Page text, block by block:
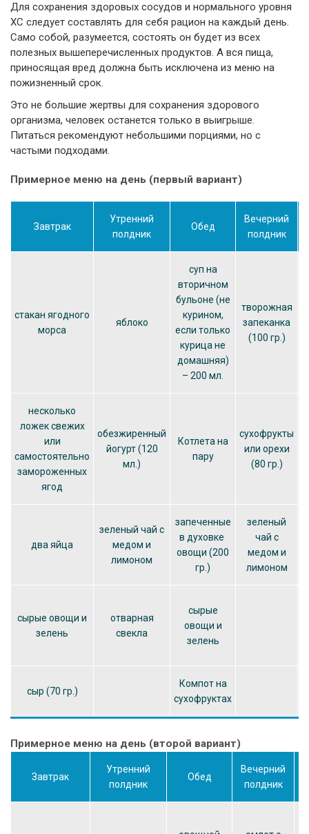
Для сохранения здоровых сосудов и нормального уровня
ХС следует составлять для себя рацион на каждый день.
Само собой, разумеется, состоять он будет из всех
полезных вышеперечисленных продуктов. А вся пища,
приносящая вред должна быть исключена из меню на
пожизненный срок.
Это не большие жертвы для сохранения здорового
организма, человек останется только в выигрыше.
Питаться рекомендуют небольшими порциями, но с
частыми подходами.
Примерное меню на день (первый вариант)
Завтрак
Утренний
полдник
Обед
Вечерний
полдник
стакан ягодного
морса
яблоко
суп на
вторичном
бульоне (не
курином,
если только
курица не
домашняя)
– 200 мл.
творожная
запеканка
(100 гр.)
несколько
ложек свежих
или
самостоятельно
замороженных
ягод
обезжиренный
йогурт (120
мл.)
Котлета на
пару
сухофрукты
или орехи
(80 гр.)
два яйца
зеленый чай с
медом и
лимоном
запеченные
в духовке
овощи (200
гр.)
зеленый
чай с
медом и
лимоном
сырые овощи и
зелень
отварная
свекла
сырые
овощи и
зелень
сыр (70 гр.)
Компот на
сухофруктах
Примерное меню на день (второй вариант)
Завтрак
Утренний
полдник
Обед
Вечерний
полдник